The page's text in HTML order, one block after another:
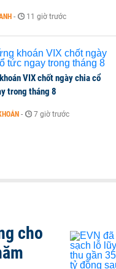
Khoa bị khởi tố
- 11 giờ trước
VIX chốt ngày chia cổ
trong tháng 8
- 7 giờ trước
cho